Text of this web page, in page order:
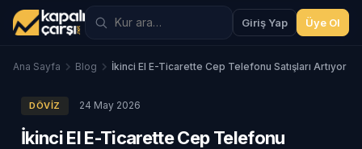
Giriş Yap Üye Ol
Ana Sayfa Blog İkinci El E-Ticarette Cep Telefonu Satışları Artıyor
DÖVIZ 24 May 2026
İkinci El E-Ticarette Cep Telefonu